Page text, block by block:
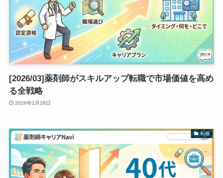
[2026/03]薬剤師がスキルアップ転職で市場価値を高め
る全戦略
2026年2月26日
転職